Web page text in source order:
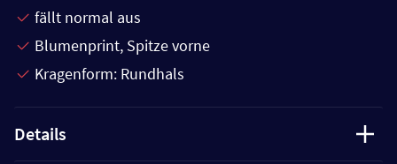
fällt normal aus
Blumenprint, Spitze vorne
Kragenform: Rundhals
Details